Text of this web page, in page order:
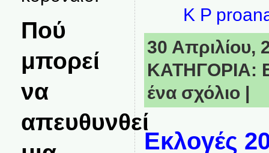
Πού
μπορεί
να
απευθυνθεί
K P
30 Απριλίου,
ΚΑΤΗΓΟΡΙΑ:
ένα σχόλιο
Εκλογές